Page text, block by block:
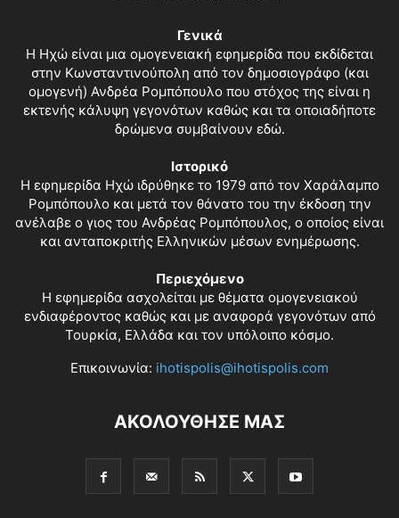
Γενικά
Η Ηχώ είναι μια ομογενειακή εφημερίδα που εκδίδεται
στην Κωνσταντινούπολη από τον δημοσιογράφο (και
ομογενή) Ανδρέα Ρομπόπουλο που στόχος της είναι η
εκτενής κάλυψη γεγονότων καθώς και τα οποιαδήποτε
δρώμενα συμβαίνουν εδώ.
Ιστορικό
Η εφημερίδα Ηχώ ιδρύθηκε το 1979 από τον Χαράλαμπο
Ρομπόπουλο και μετά τον θάνατο του την έκδοση την
ανέλαβε ο γιος του Ανδρέας Ρομπόπουλος, ο οποίος είναι
και ανταποκριτής Ελληνικών μέσων ενημέρωσης.
Περιεχόμενο
Η εφημερίδα ασχολείται με θέματα ομογενειακού
ενδιαφέροντος καθώς και με αναφορά γεγονότων από
Τουρκία, Ελλάδα και τον υπόλοιπο κόσμο.
Επικοινωνία: ihotispolis@ihotispolis.com
ΑΚΟΛΟΥΘΗΣΕ ΜΑΣ